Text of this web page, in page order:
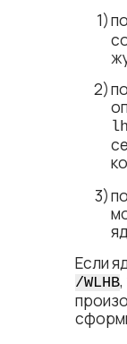
Если
/WLHB